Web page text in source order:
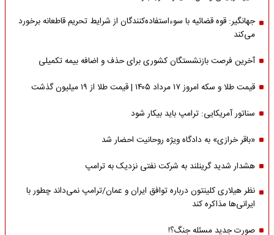
جهانگیر: قوه قضائیه با سوءاستفاده‌کنندگان از شرایط تحریم قاطعانه برخورد
می‌کند
آخرین فرصت بازنشستگان کشوری برای حذف و اضافه بیمه تکمیلی
قیمت طلا و سکه امروز ۱۷ مرداد ۱۴۰۵ | قیمت طلا از ۱۹ میلیون گذشت
سناتور آمریکایی: ترامپ باید بیکار شود
«باقر خرازی» به دادگاه ویژه روحانیت احضار شد
هشدار شدید گرینلند به شرکت نفتی نزدیک به ترامپ
نظر هیلاری کلینتون درباره توافق ایران و عمان/ترامپ نمی‌داند چطور با
ایرانی‌ها مذاکره کند
صورت جدید مسئله جنگ؟!